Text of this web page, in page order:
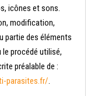
icônes et sons.
modification,
partie des éléments
procédé utilisé,
préalable de :
parasites.fr/.